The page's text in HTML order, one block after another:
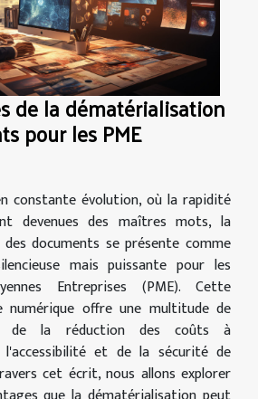
de la dématérialisation
pour les PME
constante évolution, où la rapidité
devenues des maîtres mots, la
documents se présente comme
mais puissante pour les
Entreprises (PME). Cette
offre une multitude de
de la réduction des coûts à
et de la sécurité de
cet écrit, nous allons explorer